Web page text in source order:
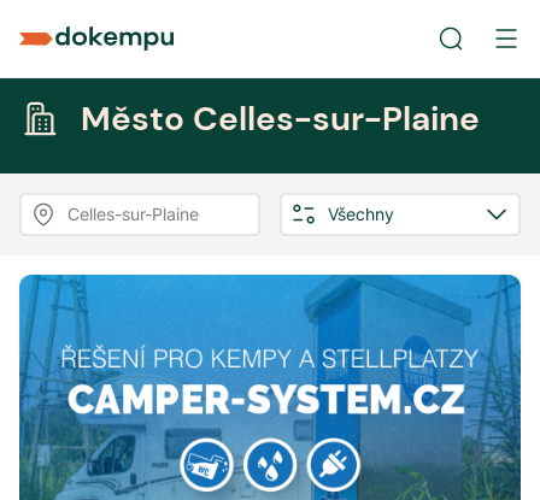
Město Celles-sur-Plaine
Celles-sur-Plaine Všechny